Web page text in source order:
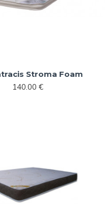
Stroma Foam
140.00 €